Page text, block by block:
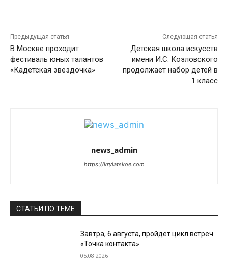
Предыдущая статья
В Москве проходит
фестиваль юных талантов
«Кадетская звездочка»
Следующая статья
Детская школа искусств
имени И.С. Козловского
продолжает набор детей в
1 класс
news_admin
https://krylatskoe.com
СТАТЬИ ПО ТЕМЕ
Завтра, 6 августа, пройдет цикл встреч
«Точка контакта»
05.08.2026